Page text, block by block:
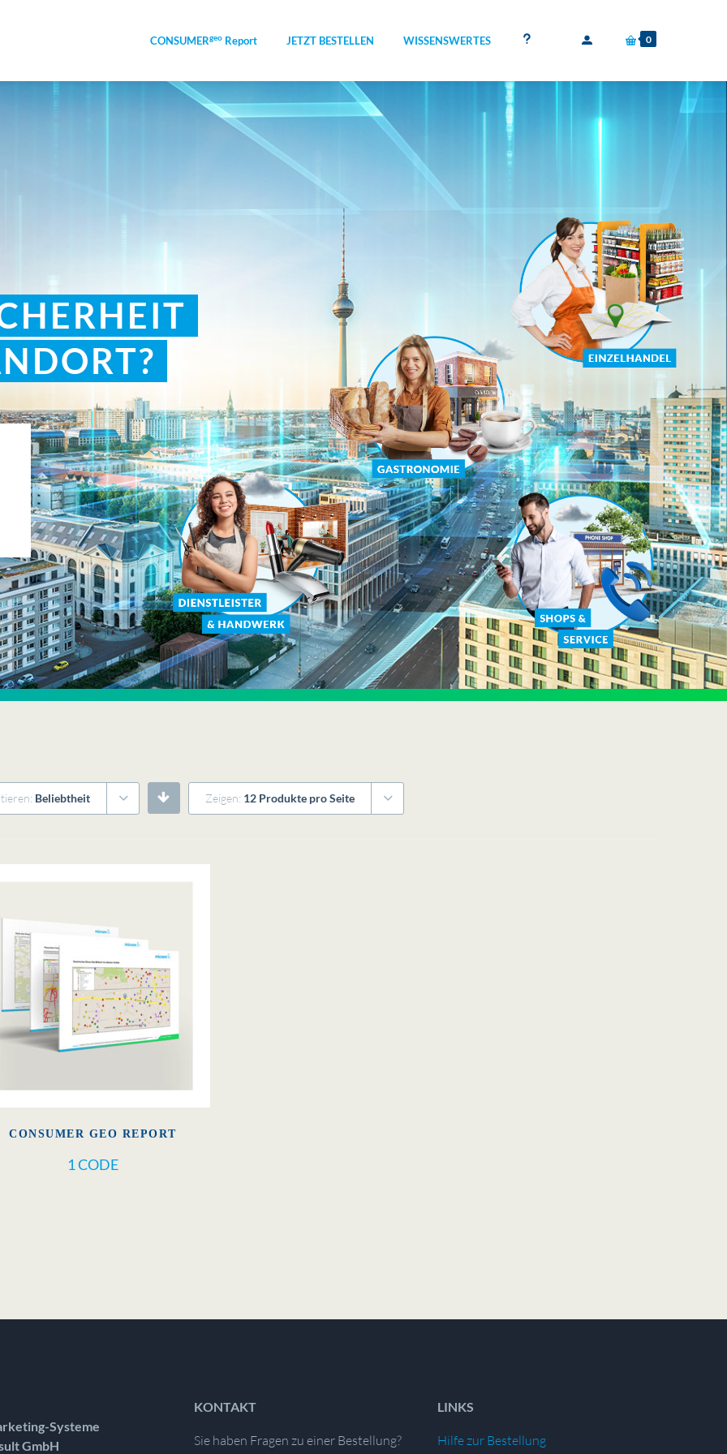
0
CONSUMERgeo Report JETZT BESTELLEN WISSENSWERTES
Beliebtheit Zeigen: 12 Produkte pro Seite
CONSUMER GEO REPORT
1 CODE
Systeme
GmbH
KONTAKT
Sie haben Fragen zu einer Bestellung?
LINKS
Hilfe zur Bestellung